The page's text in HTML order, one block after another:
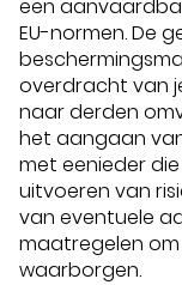
een
EU-normen. De
overdracht van
naar derden
het aangaan
met eenieder
uitvoeren van
van eventuele
maatregelen om
waarborgen.